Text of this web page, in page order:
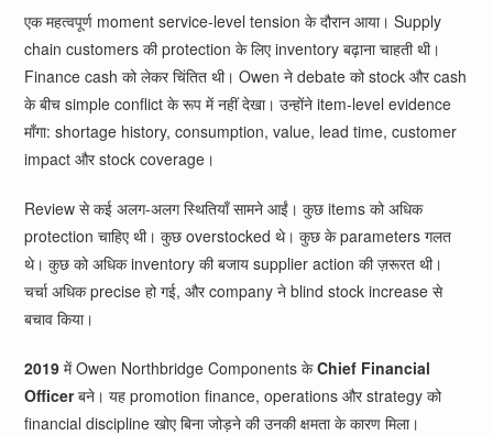
एक महत्वपूर्ण moment service-level tension के दौरान आया। Supply
chain customers की protection के लिए inventory बढ़ाना चाहती थी।
Finance cash को लेकर चिंतित थी। Owen ने debate को stock और cash
के बीच simple conflict के रूप में नहीं देखा। उन्होंने item-level evidence
माँगा: shortage history, consumption, value, lead time, customer
impact और stock coverage।
Review से कई अलग-अलग स्थितियाँ सामने आईं। कुछ items को अधिक
protection चाहिए थी। कुछ overstocked थे। कुछ के parameters गलत
थे। कुछ को अधिक inventory की बजाय supplier action की ज़रूरत थी।
चर्चा अधिक precise हो गई, और company ने blind stock increase से
बचाव किया।
2019 में Owen Northbridge Components केChief Financial
Officerबने। यह promotion finance, operations और strategy को
financial discipline खोए बिना जोड़ने की उनकी क्षमता के कारण मिला।